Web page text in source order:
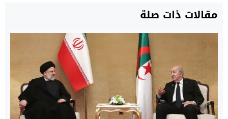
مقالات ذات صلة